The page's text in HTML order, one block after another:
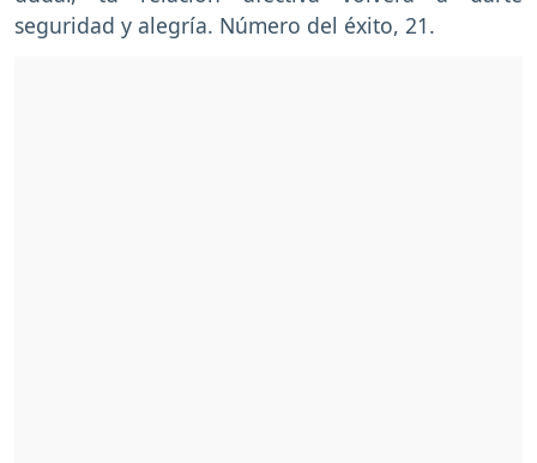
seguridad y alegría. Número del éxito, 21.